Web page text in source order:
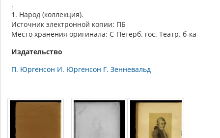
.
1. Народ (коллекция).
Источник электронной копии: ПБ
Место хранения оригинала: С-Петерб. гос. Театр. б-ка
Издательство
П. Юргенсон И. Юргенсон Г. Зенневальд